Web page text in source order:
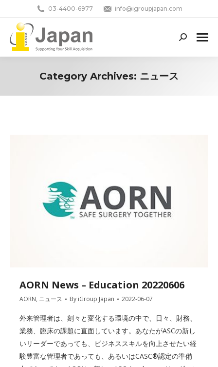
03-4400-6977 info@igroupjapan.com
Search:
Category Archives: ニュース
AORN News – Education 20220606
AORN, ニュース By iGroup Japan 2022-06-07
外来管理者は、刻々と変化する環境の中で、日々、財務、
業務、臨床の課題に直面しています。あなたがASCの新し
いリーダーであっても、ビジネススキルを向上させたい経
験豊富な管理者であっても、あるいはCASC®認定の準備